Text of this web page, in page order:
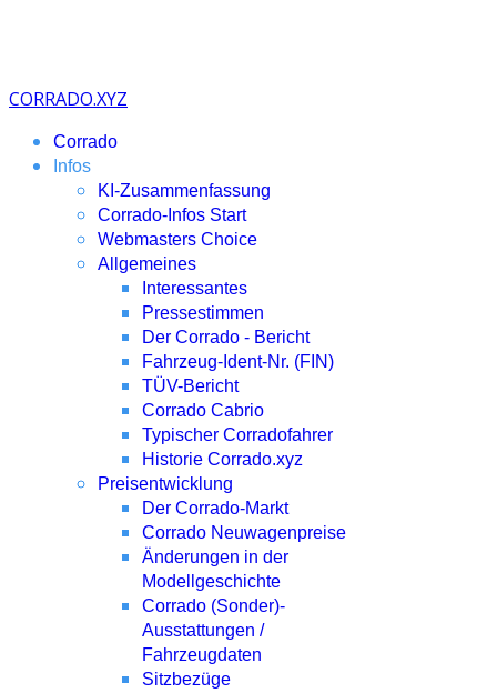
CORRADO.XYZ
Corrado
Infos
KI-Zusammenfassung
Corrado-Infos Start
Webmasters Choice
Allgemeines
Interessantes
Pressestimmen
Der Corrado - Bericht
Fahrzeug-Ident-Nr. (FIN)
TÜV-Bericht
Corrado Cabrio
Typischer Corradofahrer
Historie Corrado.xyz
Preisentwicklung
Der Corrado-Markt
Corrado Neuwagenpreise
Änderungen in der
Modellgeschichte
Corrado (Sonder)-
Ausstattungen /
Fahrzeugdaten
Sitzbezüge